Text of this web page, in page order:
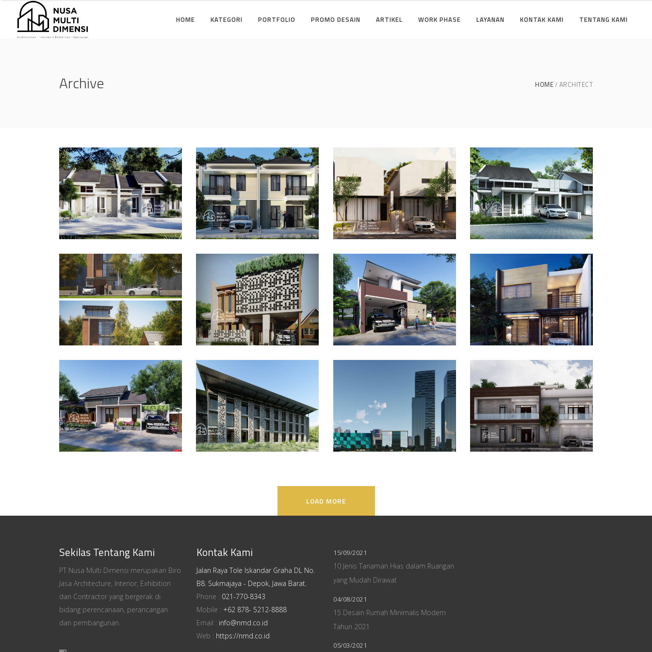
HOME KATEGORI PORTFOLIO PROMO DESAIN ARTIKEL WORK PHASE LAYANAN KONTAK KAMI TENTANG KAMI
Archive HOME ARCHITECT
Desain Cluster Premier
3 di Cibinong Bogor
DESAIN RUMAH TERBAIK
Desain Cluster Premier
4 di Cibinong Bogor
DESAIN RUMAH TERBAIK
Desain Concrete House
di Cinere Depok
DESAIN RUMAH TERBAIK
Desain Cluster Graha di
Karanggan Cibubur
DESAIN RUMAH TERBAIK
Desain Rumah Bapak
Husain di Bandung
DESAIN RUMAH TERBAIK
Desain Rumah Bapak
Azwar di Cibinong Bogor
DESAIN RUMAH TERBAIK
Desain Rumah Hook
Alternatif di Cibubur
DESAIN RUMAH TERBAIK
Desain Rumah Taman
Mutiara di Cibinong
Bogor
DESAIN RUMAH TERBAIK
Desain Rumah Bapak
Dodi di Ciomas Bogor
DESAIN RUMAH TERBAIK
Desain Dormitory
Dramaga IPB di Kota
Bogor
DESAIN BANGUNAN LAINNYA
Desain DNB Tower di
Cilandak Jakarta Selatan
DESAIN KANTOR TERBAIK
Desain Rumah Bapak Ali
di Lippo Karawaci
DESAIN RUMAH TERBAIK
LOAD MORE
Sekilas Tentang Kami
PT Nusa Multi Dimensi merupakan Biro
Jasa Architecture, Interior, Exhibition
dan Contractor yang bergerak di
bidang perencanaan, perancangan
dan pembangunan.
Kontak Kami
Jalan Raya Tole Iskandar Graha DL No.
B8. Sukmajaya - Depok, Jawa Barat.
Phone : 021-770-8343
Mobile : +62 878- 5212-8888
Email : info@nmd.co.id
Web : https://nmd.co.id
15/09/2021
10 Jenis Tanaman Hias dalam Ruangan
yang Mudah Dirawat
04/08/2021
15 Desain Rumah Minimalis Modern
Tahun 2021
05/03/2021